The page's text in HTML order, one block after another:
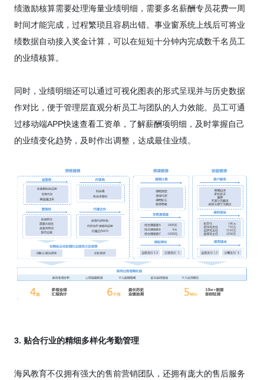
绩激励核算需要处理海量业绩明细，需要多名薪酬专员花费一周
时间才能完成，过程繁琐且容易出错。事业窗系统上线后可将业
绩数据自动接入奖金计算，可以在短短十分钟内完成数千名员工
的业绩核算。
同时，业绩明细还可以通过可视化图表的形式呈现并与历史数据
作对比，便于管理层直观分析员工与团队的人力效能。员工可通
过移动端APP快速查看工资单，了解薪酬项明细，及时掌握自己
的业绩变化趋势，及时作出调整，达成最佳业绩。
3. 贴合行业的精细多样化考勤管理
海风教育不仅拥有强大的售前营销团队，还拥有庞大的售后服务